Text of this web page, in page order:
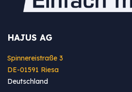
HAJUS AG
Spinnereistraße 3
DE-01591 Riesa
Deutschland